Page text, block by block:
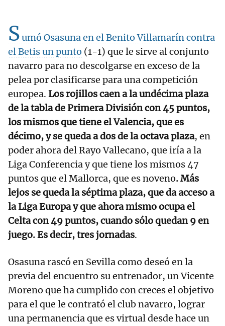
Sumó Osasuna en el Benito Villamarín contra
el Betis un punto (1-1) que le sirve al conjunto
navarro para no descolgarse en exceso de la
pelea por clasificarse para una competición
europea. Los rojillos caen a la undécima plaza
de la tabla de Primera División con 45 puntos,
los mismos que tiene el Valencia, que es
décimo, y se queda a dos de la octava plaza, en
poder ahora del Rayo Vallecano, que iría a la
Liga Conferencia y que tiene los mismos 47
puntos que el Mallorca, que es noveno. Más
lejos se queda la séptima plaza, que da acceso a
la Liga Europa y que ahora mismo ocupa el
Celta con 49 puntos, cuando sólo quedan 9 en
juego. Es decir, tres jornadas.
Osasuna rascó en Sevilla como deseó en la
previa del encuentro su entrenador, un Vicente
Moreno que ha cumplido con creces el objetivo
para el que le contrató el club navarro, lograr
una permanencia que es virtual desde hace un